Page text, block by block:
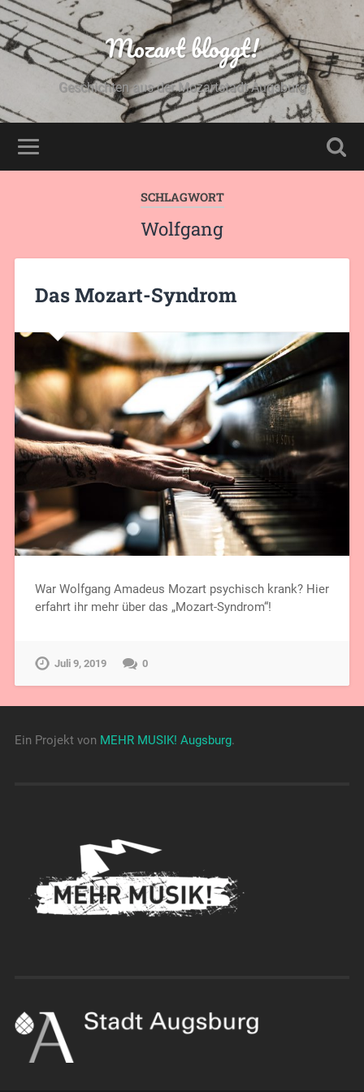
Mozart bloggt!
Geschichten aus der Mozartstadt Augsburg
SCHLAGWORT
Wolfgang
Das Mozart-Syndrom
War Wolfgang Amadeus Mozart psychisch krank? Hier
erfahrt ihr mehr über das „Mozart-Syndrom“!
Juli 9, 2019 0
Ein Projekt von MEHR MUSIK! Augsburg.